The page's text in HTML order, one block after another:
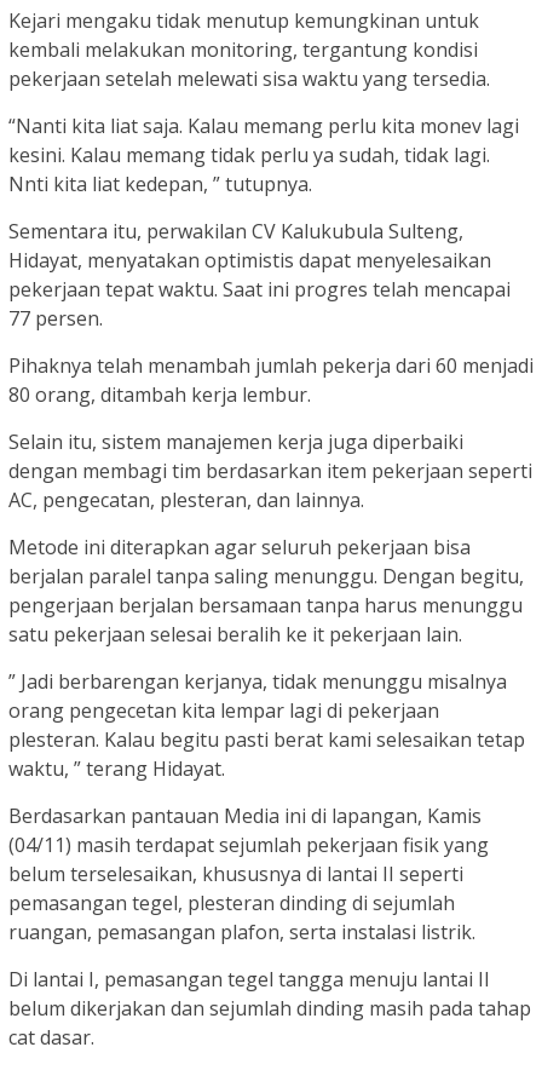
Kejari mengaku tidak menutup kemungkinan untuk
kembali melakukan monitoring, tergantung kondisi
pekerjaan setelah melewati sisa waktu yang tersedia.
“Nanti kita liat saja. Kalau memang perlu kita monev lagi
kesini. Kalau memang tidak perlu ya sudah, tidak lagi.
Nnti kita liat kedepan, ” tutupnya.
Sementara itu, perwakilan CV Kalukubula Sulteng,
Hidayat, menyatakan optimistis dapat menyelesaikan
pekerjaan tepat waktu. Saat ini progres telah mencapai
77 persen.
Pihaknya telah menambah jumlah pekerja dari 60 menjadi
80 orang, ditambah kerja lembur.
Selain itu, sistem manajemen kerja juga diperbaiki
dengan membagi tim berdasarkan item pekerjaan seperti
AC, pengecatan, plesteran, dan lainnya.
Metode ini diterapkan agar seluruh pekerjaan bisa
berjalan paralel tanpa saling menunggu. Dengan begitu,
pengerjaan berjalan bersamaan tanpa harus menunggu
satu pekerjaan selesai beralih ke it pekerjaan lain.
” Jadi berbarengan kerjanya, tidak menunggu misalnya
orang pengecetan kita lempar lagi di pekerjaan
plesteran. Kalau begitu pasti berat kami selesaikan tetap
waktu, ” terang Hidayat.
Berdasarkan pantauan Media ini di lapangan, Kamis
(04/11) masih terdapat sejumlah pekerjaan fisik yang
belum terselesaikan, khususnya di lantai II seperti
pemasangan tegel, plesteran dinding di sejumlah
ruangan, pemasangan plafon, serta instalasi listrik.
Di lantai I, pemasangan tegel tangga menuju lantai II
belum dikerjakan dan sejumlah dinding masih pada tahap
cat dasar.